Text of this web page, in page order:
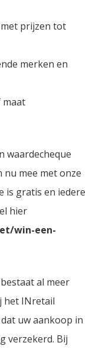
prijzen tot
merken en
maat
waardecheque
nu mee met onze
is gratis en iedere
hier
win-een-
al meer
het INretail
uw aankoop in
verzekerd. Bij